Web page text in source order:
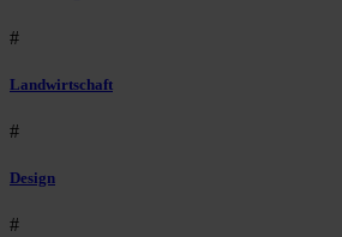
#
Landwirtschaft
#
Design
#